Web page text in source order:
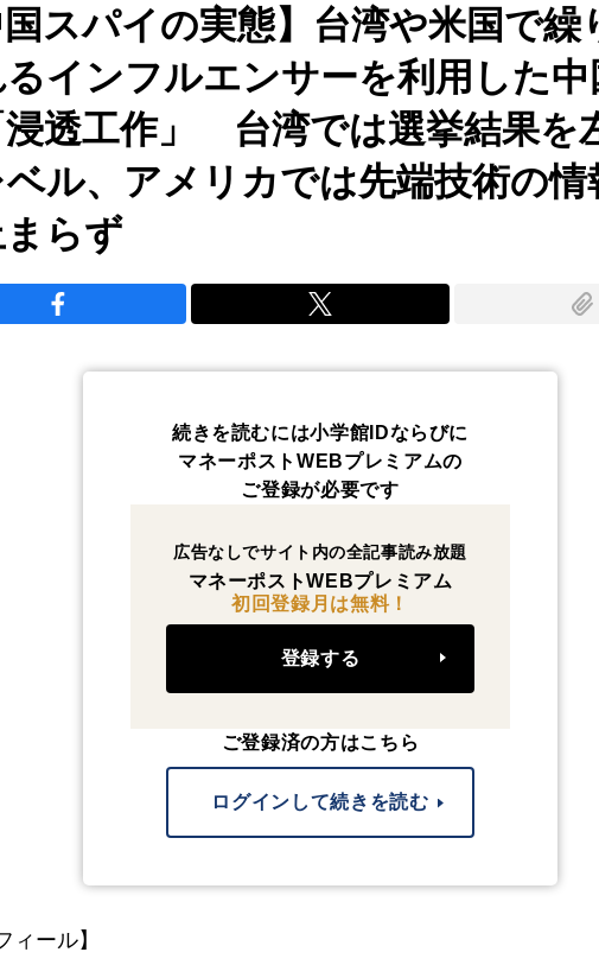
国スパイの実態】台湾や米国で繰
るインフルエンサーを利用した中
浸透工作」 台湾では選挙結果を
ル、アメリカでは先端技術の情
らず
続きを読むには小学館IDならびに
マネーポストWEBプレミアムの
ご登録が必要です
広告なしでサイト内の全記事読み放題
マネーポストWEBプレミアム
初回登録月は無料！
登録する
ご登録済の方はこちら
ログインして続きを読む
ィール】